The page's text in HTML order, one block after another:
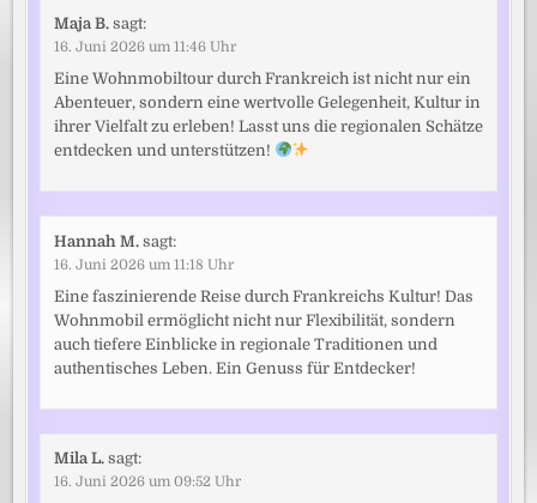
Maja B. sagt:
16. Juni 2026 um 11:46 Uhr
Eine Wohnmobiltour durch Frankreich ist nicht nur ein
Abenteuer, sondern eine wertvolle Gelegenheit, Kultur in
ihrer Vielfalt zu erleben! Lasst uns die regionalen Schätze
entdecken und unterstützen!
Hannah M. sagt:
16. Juni 2026 um 11:18 Uhr
Eine faszinierende Reise durch Frankreichs Kultur! Das
Wohnmobil ermöglicht nicht nur Flexibilität, sondern
auch tiefere Einblicke in regionale Traditionen und
authentisches Leben. Ein Genuss für Entdecker!
Mila L. sagt:
16. Juni 2026 um 09:52 Uhr